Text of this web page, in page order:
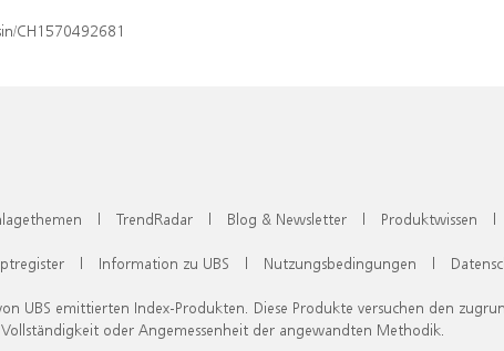
CH1570492681
| TrendRadar | Blog & Newsletter | Produktwissen |
| Information zu UBS | Nutzungsbedingungen |
UBS emittierten Index-Produkten. Diese Produkte versuchen den
oder Angemessenheit der angewandten Methodik.